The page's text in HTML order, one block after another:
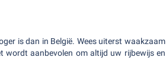
is dan in België. Wees uiterst waakzaam
wordt aanbevolen om altijd uw rijbewijs en